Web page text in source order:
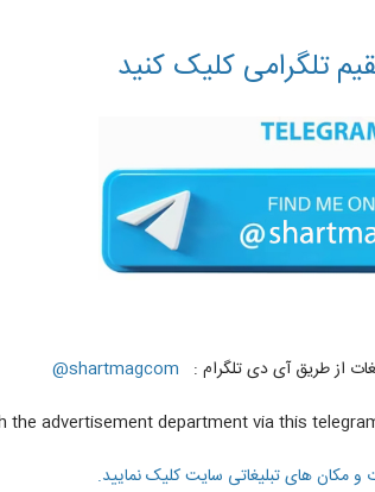
تلگرامی کلیک کنید
از طریق آی دی تلگرام : shartmagcom@
the advertisement department via this
مکان های تبلیغاتی سایت کلیک نمایید.